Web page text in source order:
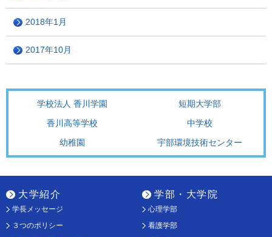
2018年1月
2017年10月
学校法人 香川学園
短期大学部
香川高等学校
中学校
幼稚園
宇部環境技術センター
大学紹介
学長メッセージ
３つのポリシー
学部・大学院
心理学部
看護学部